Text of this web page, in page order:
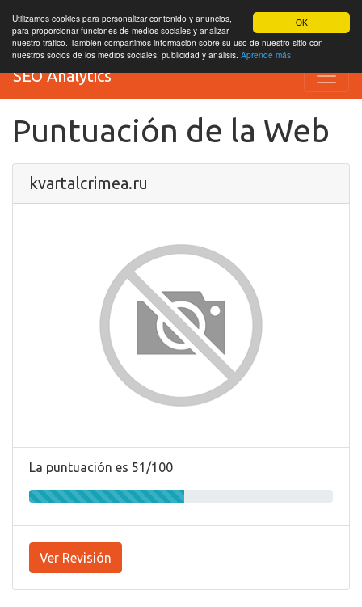
OK
Utilizamos cookies para personalizar contenido y anuncios,
para proporcionar funciones de medios sociales y analizar
nuestro tráfico. También compartimos información sobre su uso de nuestro sitio con
nuestros socios de los medios sociales, publicidad y análisis. Aprende más
SEO Analytics
Puntuación de la Web
kvartalcrimea.ru
La puntuación es 51/100
Ver Revisión